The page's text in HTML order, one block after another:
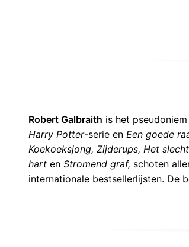
Robert Galbraith is het
Harry Potter-serie en Een goede
Koekoeksjong, Zijderups, Het
hart en Stromend graf, schoten
internationale bestsellerlijsten. De